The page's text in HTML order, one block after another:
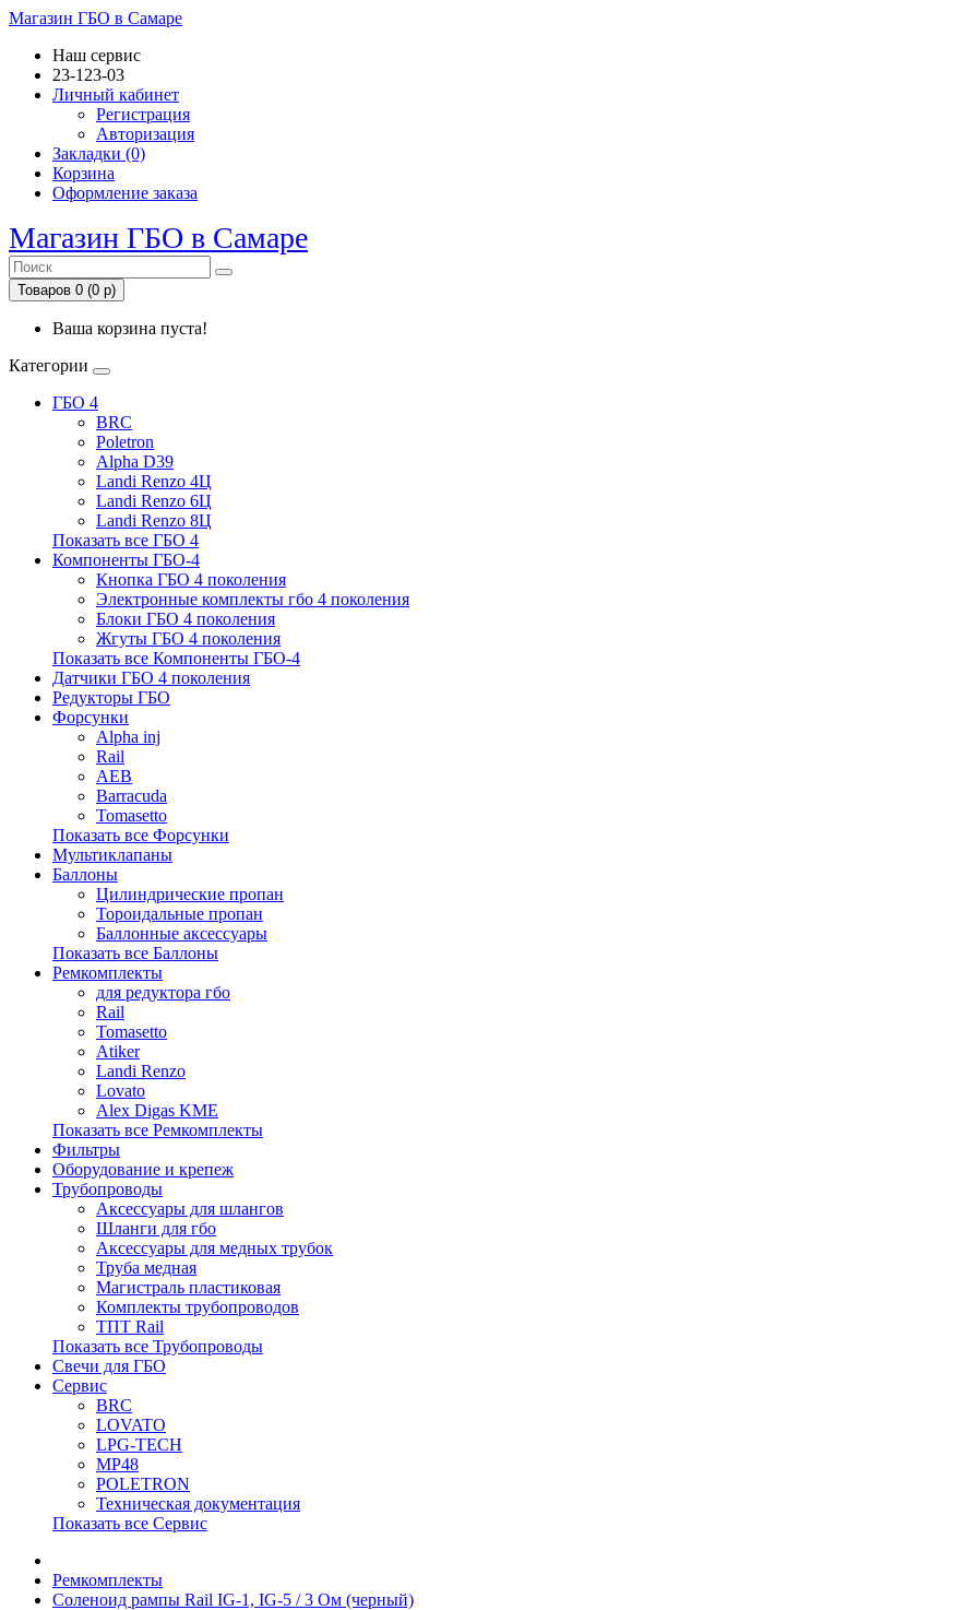
Магазин ГБО в Самаре
Наш сервис
23-123-03
Личный кабинет
Регистрация
Авторизация
Закладки (0)
Корзина
Оформление заказа
Магазин ГБО в Самаре
Товаров 0 (0 р)
Ваша корзина пуста!
Категории
ГБО 4
BRC
Poletron
Alpha D39
Landi Renzo 4Ц
Landi Renzo 6Ц
Landi Renzo 8Ц
Показать все ГБО 4
Компоненты ГБО-4
Кнопка ГБО 4 поколения
Электронные комплекты гбо 4 поколения
Блоки ГБО 4 поколения
Жгуты ГБО 4 поколения
Показать все Компоненты ГБО-4
Датчики ГБО 4 поколения
Редукторы ГБО
Форсунки
Alpha inj
Rail
AEB
Barracuda
Tomasetto
Показать все Форсунки
Мультиклапаны
Баллоны
Цилиндрические пропан
Тороидальные пропан
Баллонные аксессуары
Показать все Баллоны
Ремкомплекты
для редуктора гбо
Rail
Tomasetto
Atiker
Landi Renzo
Lovato
Alex Digas KME
Показать все Ремкомплекты
Фильтры
Оборудование и крепеж
Трубопроводы
Аксессуары для шлангов
Шланги для гбо
Аксессуары для медных трубок
Труба медная
Магистраль пластиковая
Комплекты трубопроводов
ТПТ Rail
Показать все Трубопроводы
Свечи для ГБО
Сервис
BRC
LOVATO
LPG-TECH
MP48
POLETRON
Техническая документация
Показать все Сервис
Ремкомплекты
Соленоид рампы Rail IG-1, IG-5 / 3 Ом (черный)